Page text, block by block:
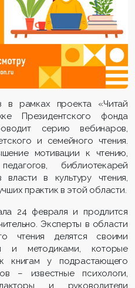
в рамках проекта «Читай
Президентского фонда
серию вебинаров,
и семейного чтения.
мотивации к чтению,
библиотекарей
в культуру чтения,
практик в этой области.
24 февраля и продлится
Эксперты в области
чтения делятся своими
и методиками, которые
книгам у подрастающего
– известные психологи,
и руководители